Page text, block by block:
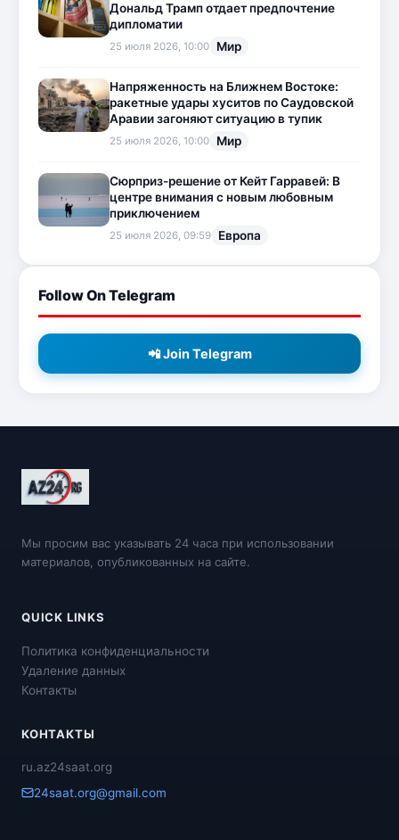
Дональд Трамп отдает предпочтение
дипломатии
25 июля 2026, 10:00 Мир
Напряженность на Ближнем Востоке:
ракетные удары хуситов по Саудовской
Аравии загоняют ситуацию в тупик
25 июля 2026, 10:00 Мир
Сюрприз-решение от Кейт Гарравей: В
центре внимания с новым любовным
приключением
25 июля 2026, 09:59 Европа
Follow On Telegram
📲 Join Telegram
Мы просим вас указывать 24 часа при использовании
материалов, опубликованных на сайте.
QUICK LINKS
Политика конфиденциальности
Удаление данных
Контакты
КОНТАКТЫ
ru.az24saat.org
24saat.org@gmail.com